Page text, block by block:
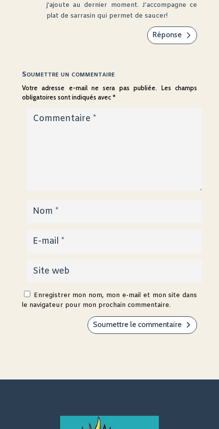
j’ajoute au dernier moment. J’accompagne ce
plat de sarrasin qui permet de saucer!
Réponse
Soumettre un commentaire
Votre adresse e-mail ne sera pas publiée.
Les champs
obligatoires sont indiqués avec *
Enregistrer mon nom, mon e-mail et mon site dans
le navigateur pour mon prochain commentaire.
Soumettre le commentaire